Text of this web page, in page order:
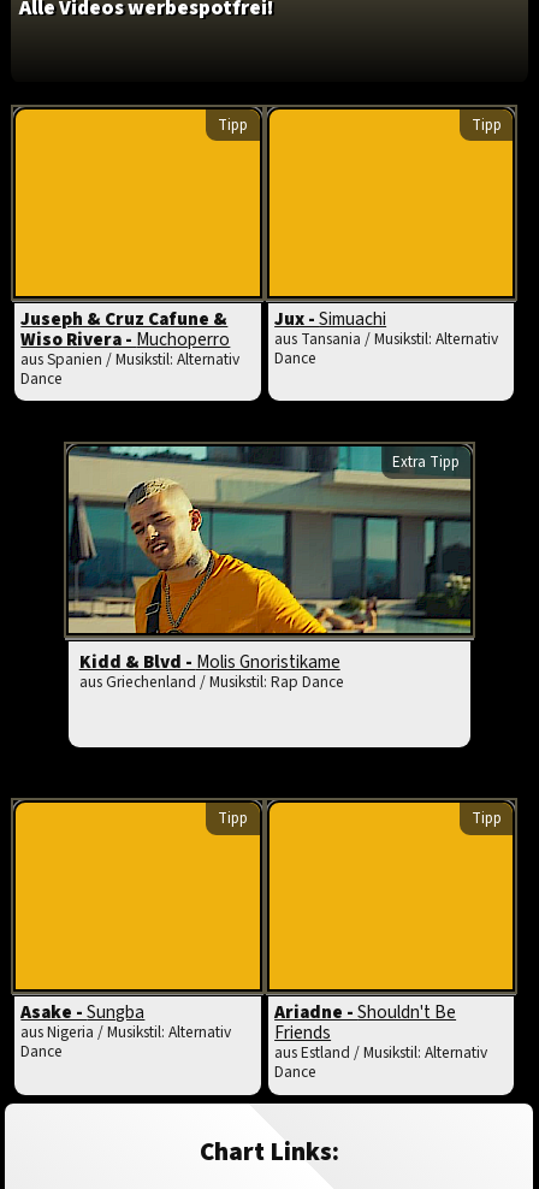
Alle Videos werbespotfrei!
Tipp
Juseph & Cruz Cafune &
Wiso Rivera - Muchoperro
aus Spanien / Musikstil: Alternativ
Dance
Tipp
Jux -Simuachi
aus Tansania / Musikstil: Alternativ
Dance
Extra Tipp
Kidd & Blvd - Molis Gnoristikame
aus Griechenland / Musikstil: Rap Dance
Tipp
Asake -Sungba
aus Nigeria / Musikstil: Alternativ
Dance
Tipp
Ariadne -Shouldn't Be
Friends
aus Estland / Musikstil: Alternativ
Dance
Chart Links: